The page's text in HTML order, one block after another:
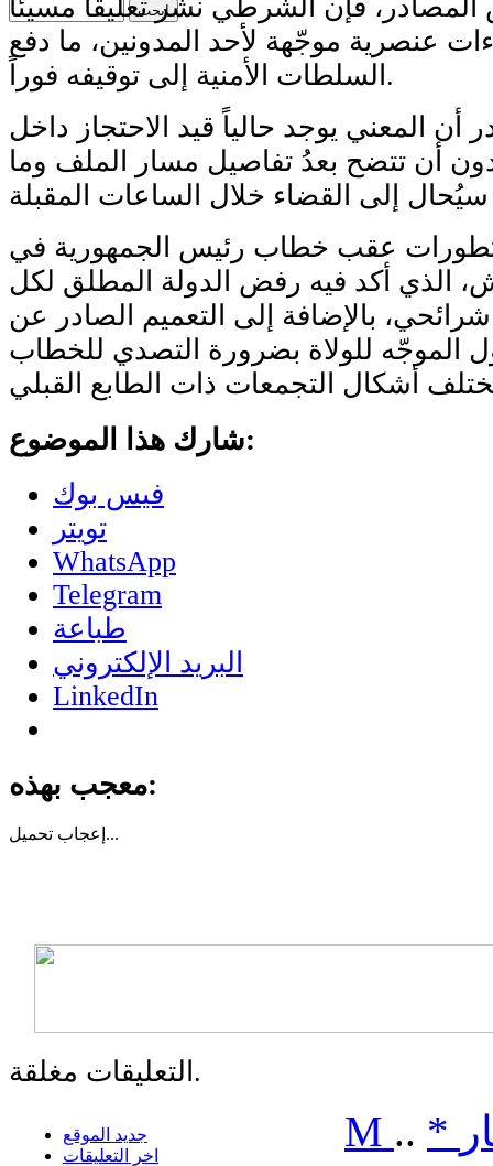
فإن الشرطي نشر تعليقاً مسيئاً
عنصرية موجّهة لأحد المدونين، ما دفع
السلطات الأمنية إلى توقيفه فوراً.
أن المعني يوجد حالياً قيد الاحتجاز داخل
دون أن تتضح بعدُ تفاصيل مسار الملف وما
عقب خطاب رئيس الجمهورية في
الذي أكد فيه رفض الدولة المطلق لكل
بالإضافة إلى التعميم الصادر عن
الموجّه للولاة بضرورة التصدي للخطاب
شارك هذا الموضوع:
فيس بوك
تويتر
WhatsApp
Telegram
طباعة
البريد الإلكتروني
LinkedIn
معجب بهذه:
إعجاب تحميل...
التعليقات مغلقة.
جديد الموقع
اخر التعليقات
M .. *